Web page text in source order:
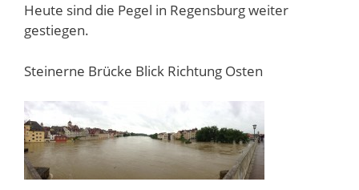
Heute sind die Pegel in Regensburg weiter
gestiegen.
Steinerne Brücke Blick Richtung Osten